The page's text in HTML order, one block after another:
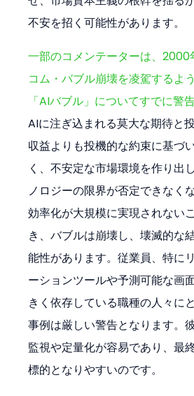
不安を招く可能性があります。
一部のコメンテーターは、2000
コム・バブル崩壊を凌駕するよ
「AIバブル」についてすでに警
AIに注ぎ込まれる莫大な期待と
収益よりも投機的な約束に基づ
く、不安定な市場環境を作り出
ノロジーの限界が否定できなく
効率化が大規模に実現されない
き、バブルは崩壊し、壊滅的な
能性があります。従業員、特に
ーションツールや予測可能な画
きく依存している職種の人々に
事例は厳しい警告となります。
監視や定量化が容易であり、最
標的となりやすいのです。